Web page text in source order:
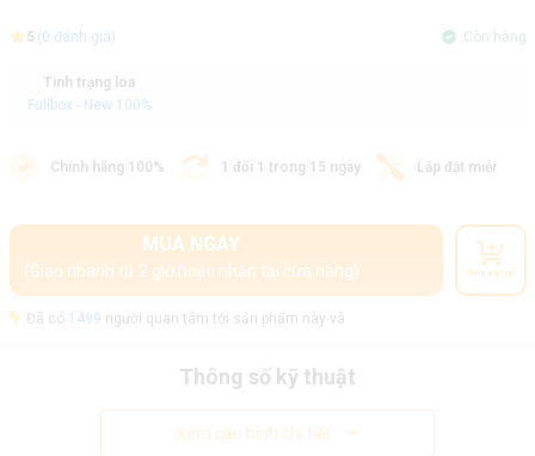
5 (0 đánh giá) Còn hàng
Tình trạng loa
Fullbox - New 100%
Chính hãng 100% 1 đổi 1 trong 15 ngày Lắp đặt miễn phí
MUA NGAY
(Giao nhanh từ 2 giờ hoặc nhận tại cửa hàng) Thêm vào giỏ
Đã có 1499 người quan tâm tới sản phẩm này và
Thông số kỹ thuật
Xem cấu hình chi tiết